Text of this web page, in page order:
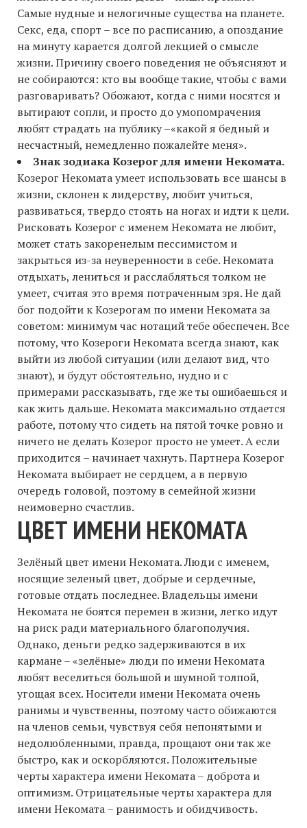
Самые нудные и нелогичные существа на планете.
Секс, еда, спорт – все по расписанию, а опоздание
на минуту карается долгой лекцией о смысле
жизни. Причину своего поведения не объясняют и
не собираются: кто вы вообще такие, чтобы с вами
разговаривать? Обожают, когда с ними носятся и
вытирают сопли, и просто до умопомрачения
любят страдать на публику –«какой я бедный и
несчастный, немедленно пожалейте меня».
Знак зодиака Козерог для имени Некомата.
Козерог Некомата умеет использовать все шансы в
жизни, склонен к лидерству, любит учиться,
развиваться, твердо стоять на ногах и идти к цели.
Рисковать Козерог с именем Некомата не любит,
может стать закоренелым пессимистом и
закрыться из-за неуверенности в себе. Некомата
отдыхать, лениться и расслабляться толком не
умеет, считая это время потраченным зря. Не дай
бог подойти к Козерогам по имени Некомата за
советом: минимум час нотаций тебе обеспечен. Все
потому, что Козероги Некомата всегда знают, как
выйти из любой ситуации (или делают вид, что
знают), и будут обстоятельно, нудно и с
примерами рассказывать, где же ты ошибаешься и
как жить дальше. Некомата максимально отдается
работе, потому что сидеть на пятой точке ровно и
ничего не делать Козерог просто не умеет. А если
приходится – начинает чахнуть. Партнера Козерог
Некомата выбирает не сердцем, а в первую
очередь головой, поэтому в семейной жизни
неимоверно счастлив.
ЦВЕТ ИМЕНИ НЕКОМАТА
Зелёный цвет имени Некомата. Люди с именем,
носящие зеленый цвет, добрые и сердечные,
готовые отдать последнее. Владельцы имени
Некомата не боятся перемен в жизни, легко идут
на риск ради материального благополучия.
Однако, деньги редко задерживаются в их
кармане – «зелёные» люди по имени Некомата
любят веселиться большой и шумной толпой,
угощая всех. Носители имени Некомата очень
ранимы и чувственны, поэтому часто обижаются
на членов семьи, чувствуя себя непонятыми и
недолюбленными, правда, прощают они так же
быстро, как и оскорбляются. Положительные
черты характера имени Некомата – доброта и
оптимизм. Отрицательные черты характера для
имени Некомата – ранимость и обидчивость.